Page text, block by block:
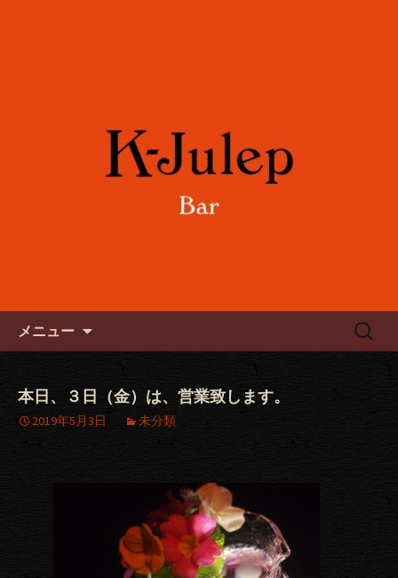
メニュー
検
本日、３日（金）は、営業致します。
2019年5月3日 未分類